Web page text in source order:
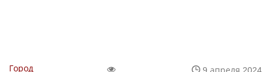
Город
9 апреля 2024